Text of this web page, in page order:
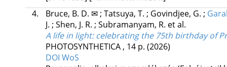
4.
Bruce, B. D. ✉ ; Tatsuya, T. ; Govindjee, G. ;
J. ; Shen, J. R. ; Subramanyam, R. et al.
A life in light: celebrating the 75th birthday of
PHOTOSYNTHETICA , 14 p. (2026)
DOI WoS